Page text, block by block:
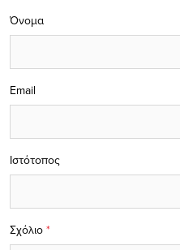
Σχόλιο *
Όνομα
Email
Ιστότοπος